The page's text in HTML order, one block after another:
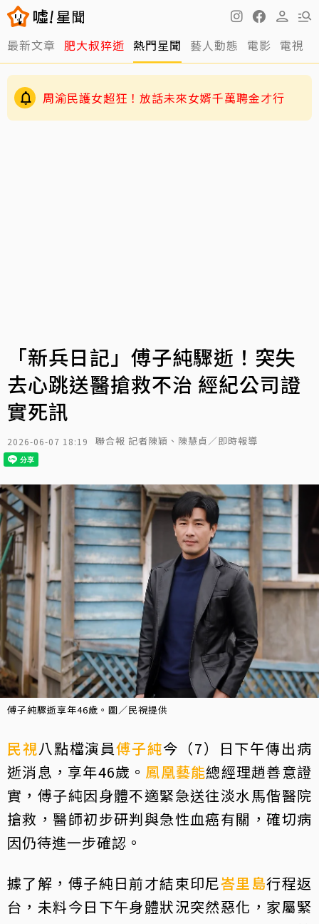
最新文章 肥大叔猝逝 熱門星聞 藝人動態 電影 電視
周渝民護女超狂！放話未來女婿千萬聘金才行
「新兵日記」傅子純驟逝！突失
去心跳送醫搶救不治 經紀公司證
實死訊
2026-06-07 18:19 聯合報 記者陳穎、陳慧貞／即時報導
傅子純驟逝享年46歲。圖／民視提供
民視八點檔演員傅子純今（7）日下午傳出病
逝消息，享年46歲。 鳳凰藝能總經理趙善意證
實，傅子純因身體不適緊急送往淡水馬偕醫院
搶救，醫師初步研判與急性血癌有關，確切病
因仍待進一步確認。
據了解，傅子純日前才結束印尼峇里島行程返
台，未料今日下午身體狀況突然惡化，家屬緊